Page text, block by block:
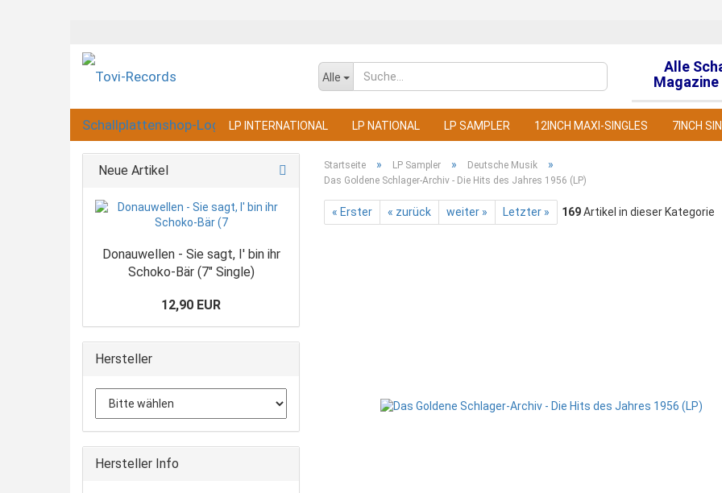
Sprache
Alle
Alle
LP INTERNATIONAL LP NATIONAL LP SAMPLER 12INCH MAXI-SINGLES 7INCH
Startseite » LP Sampler » Deutsche Musik »
Das Goldene Schlager-Archiv - Die Hits des Jahres 1956 (LP)
« Erster « zurück weiter » Letzter » 169Artikel in dieser Kategorie
Neue Artikel
Donauwellen - Sie sagt, I' bin ihr
Schoko-Bär (7" Single)
12,90 EUR
Hersteller
Hersteller Info